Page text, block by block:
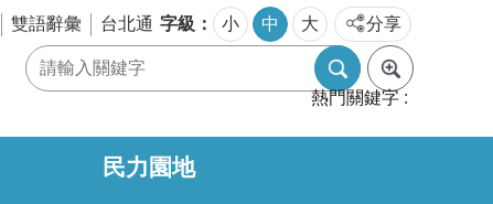
雙語辭彙 台北通 字級 小 中 大 分享
熱門關鍵字
民力園地